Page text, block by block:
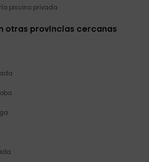
piscina privada
otras provincias cercanas